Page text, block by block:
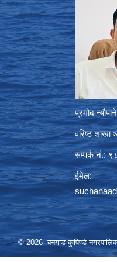
प्रमोद न्यौपाने
वरिष्ठ शाखा
सम्पर्क नं.:
ईमेल:
© 2026 बनगाड कुपिण्डे